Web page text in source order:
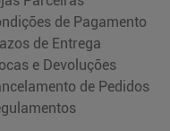
de Pagamento
de Entrega
e Devoluções
de Pedidos